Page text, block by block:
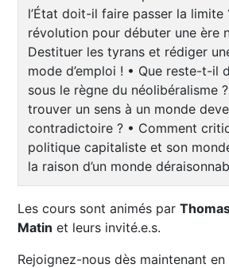
l’État doit-il faire passer la limite
révolution pour débuter une ère
Destituer les tyrans et rédiger
mode d’emploi ! • Que reste-t-il
sous le règne du néolibéralisme
trouver un sens à un monde
contradictoire ? • Comment
politique capitaliste et son
la raison d’un monde
Les cours sont animés par
Matin et leurs invité.e.s.
Rejoignez-nous dès maintenant